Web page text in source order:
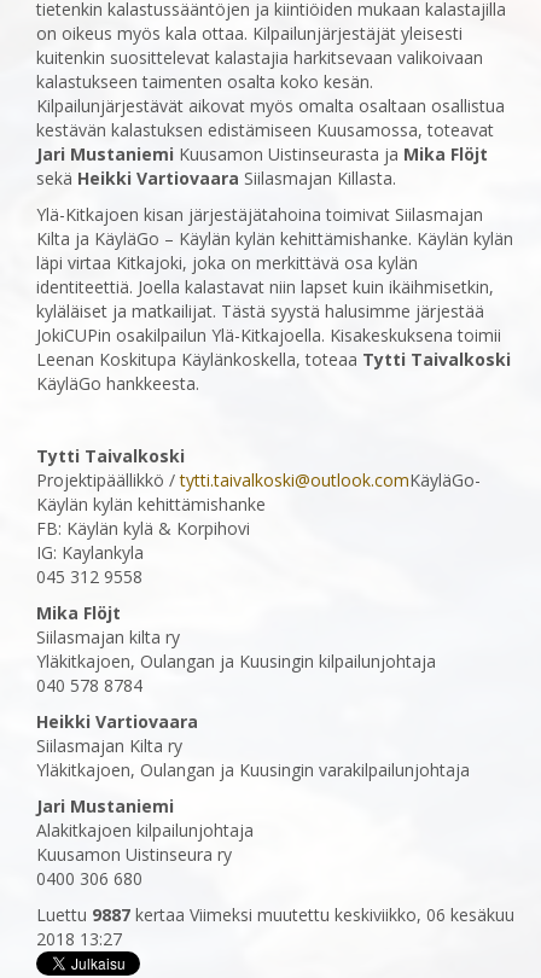
tietenkin kalastussääntöjen ja kiintiöiden mukaan kalastajilla
on oikeus myös kala ottaa. Kilpailunjärjestäjät yleisesti
kuitenkin suosittelevat kalastajia harkitsevaan valikoivaan
kalastukseen taimenten osalta koko kesän.
Kilpailunjärjestävät aikovat myös omalta osaltaan osallistua
kestävän kalastuksen edistämiseen Kuusamossa, toteavat
Jari Mustaniemi Kuusamon Uistinseurasta ja Mika Flöjt
sekä Heikki Vartiovaara Siilasmajan Killasta.
Ylä-Kitkajoen kisan järjestäjätahoina toimivat Siilasmajan
Kilta ja KäyläGo – Käylän kylän kehittämishanke. Käylän kylän
läpi virtaa Kitkajoki, joka on merkittävä osa kylän
identiteettiä. Joella kalastavat niin lapset kuin ikäihmisetkin,
kyläläiset ja matkailijat. Tästä syystä halusimme järjestää
JokiCUPin osakilpailun Ylä-Kitkajoella. Kisakeskuksena toimii
Leenan Koskitupa Käylänkoskella, toteaa Tytti Taivalkoski
KäyläGo hankkeesta.
Tytti Taivalkoski
Projektipäällikkö /tytti.taivalkoski@outlook.comKäyläGo-
Käylän kylän kehittämishanke
FB: Käylän kylä & Korpihovi
IG: Kaylankyla
045 312 9558
Mika Flöjt
Siilasmajan kilta ry
Yläkitkajoen, Oulangan ja Kuusingin kilpailunjohtaja
040 578 8784
Heikki Vartiovaara
Siilasmajan Kilta ry
Yläkitkajoen, Oulangan ja Kuusingin varakilpailunjohtaja
Jari Mustaniemi
Alakitkajoen kilpailunjohtaja
Kuusamon Uistinseura ry
0400 306 680
Luettu 9887 kertaa Viimeksi muutettu keskiviikko, 06 kesäkuu
2018 13:27